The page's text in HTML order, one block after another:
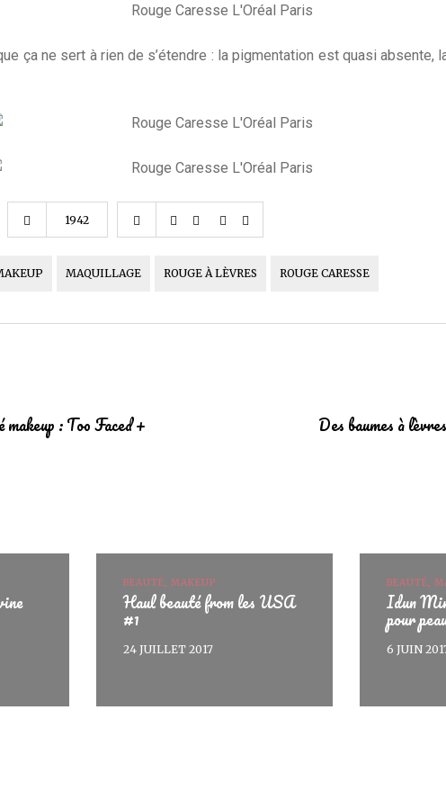
ça ne sert à rien de s’étendre : la pigmentation est quasi absente,
1942
MAQUILLAGE ROUGE À LÈVRES ROUGE CARESSE
: Too Faced +
Des baumes à
BEAUTÉ, MAKEUP
Haul beauté from les USA
#1
24 JUILLET 2017
BEAUTÉ,
Idun
pour
6 JUIN